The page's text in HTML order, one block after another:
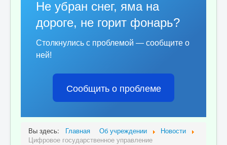
Не убран снег, яма на
дороге, не горит фонарь?
Столкнулись с проблемой — сообщите о
ней!
Сообщить о проблеме
Вы здесь: Главная Об учреждении
Новости
Цифровое государственное управление